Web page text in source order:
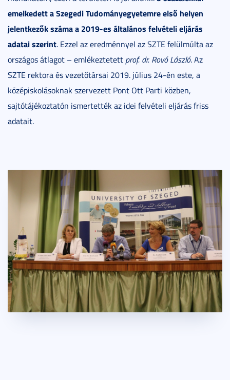
emelkedett a Szegedi Tudományegyetemre első helyen
jelentkezők száma a 2019-es általános felvételi eljárás
adatai szerint. Ezzel az eredménnyel az SZTE felülmúlta az
országos átlagot – emlékeztetett prof. dr. Rovó László. Az
SZTE rektora és vezetőtársai 2019. július 24-én este, a
középiskolásoknak szervezett Pont Ott Parti közben,
sajtótájékoztatón ismertették az idei felvételi eljárás friss
adatait.